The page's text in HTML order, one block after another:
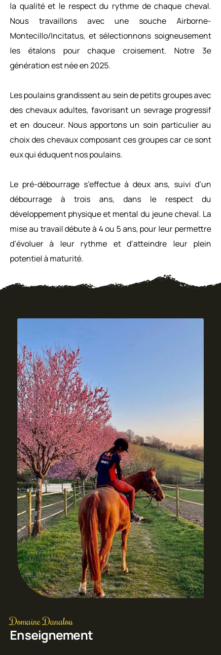
la qualité et le respect du rythme de chaque cheval.
Nous travaillons avec une souche Airborne-
Montecillo/Incitatus, et sélectionnons soigneusement
les étalons pour chaque croisement. Notre 3e
génération est née en 2025.
Les poulains grandissent au sein de petits groupes avec
des chevaux adultes, favorisant un sevrage progressif
et en douceur. Nous apportons un soin particulier au
choix des chevaux composant ces groupes car ce sont
eux qui éduquent nos poulains.
Le pré-débourrage s’effectue à deux ans, suivi d’un
débourrage à trois ans, dans le respect du
développement physique et mental du jeune cheval. La
mise au travail débute à 4 ou 5 ans, pour leur permettre
d’évoluer à leur rythme et d’atteindre leur plein
potentiel à maturité.
Domaine Danalou
Enseignement